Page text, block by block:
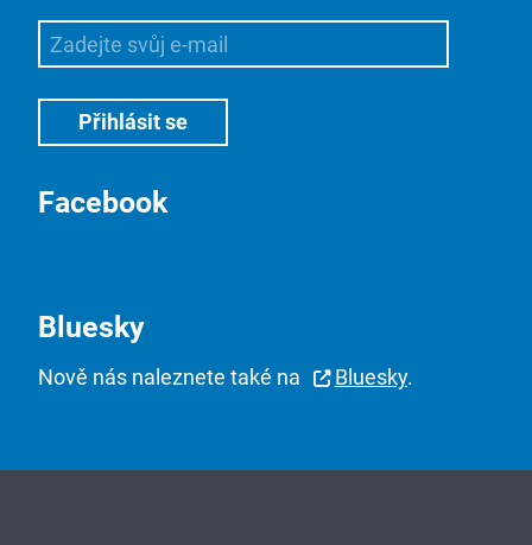
Facebook
Bluesky
Nově nás naleznete také na Bluesky.